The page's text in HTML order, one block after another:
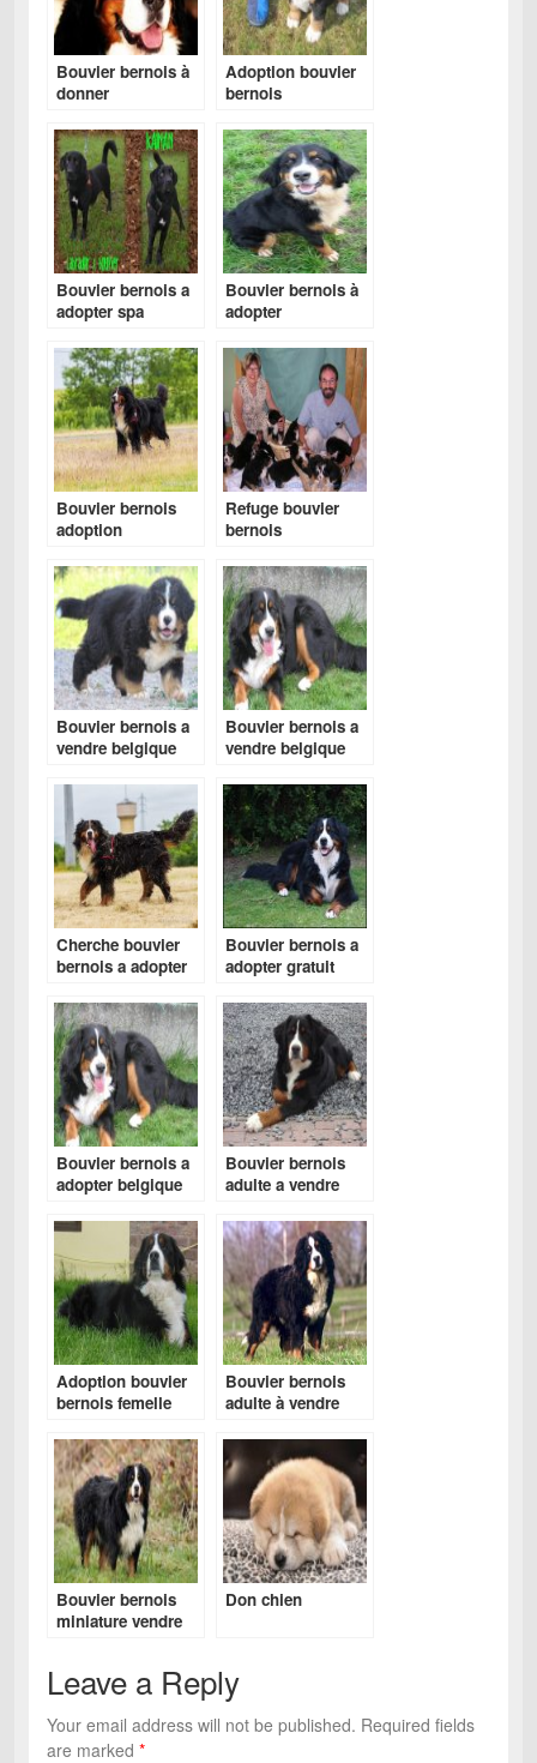
Bouvier bernois à
donner
Adoption bouvier
bernois
Bouvier bernois a
adopter spa
Bouvier bernois à
adopter
Bouvier bernois
adoption
Refuge bouvier
bernois
Bouvier bernois a
vendre belgique
Bouvier bernois a
vendre belgique
Cherche bouvier
bernois a adopter
Bouvier bernois a
adopter gratuit
Bouvier bernois a
adopter belgique
Bouvier bernois
adulte a vendre
Adoption bouvier
bernois femelle
Bouvier bernois
adulte à vendre
Bouvier bernois
miniature vendre
Don chien
Leave a Reply
Your email address will not be published. Required fields
are marked *